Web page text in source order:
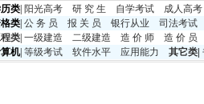
类 阳光高考 研 究 生 自学考试
成人高考
类 公 务 员 报 关 员 银行从业
司法考试
类 一级建造 二级建造 造 价 师
造 价 员
机| 等级考试 软件水平 应用能力 其它类